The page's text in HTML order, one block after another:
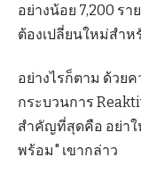
อย่างน้อย 7,200 ร
ต้องเปลี่ยนใหม่สำห
อย่างไรก็ตาม ด้วย
กระบวนการ
สำคัญที่สุดคือ อย่าใ
พร้อม" เขากล่าว